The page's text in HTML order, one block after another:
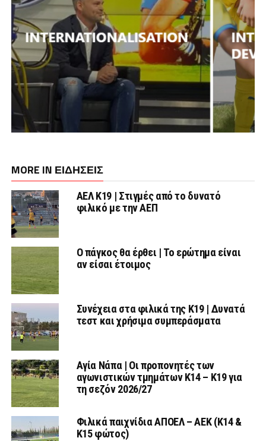
MORE IN ΕΙΔΗΣΕΙΣ
ΑΕΛ Κ19 | Στιγμές από το δυνατό
φιλικό με την ΑΕΠ
Ο πάγκος θα έρθει | Το ερώτημα είναι
αν είσαι έτοιμος
Συνέχεια στα φιλικά της Κ19 | Δυνατά
τεστ και χρήσιμα συμπεράσματα
Αγία Νάπα | Οι προπονητές των
αγωνιστικών τμημάτων Κ14 – Κ19 για
τη σεζόν 2026/27
Φιλικά παιχνίδια ΑΠΟΕΛ – ΑΕΚ (Κ14 &
Κ15 φώτος)